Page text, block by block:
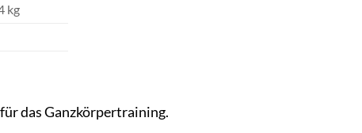
kg
das Ganzkörpertraining.